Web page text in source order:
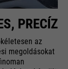
PRECÍZ
az
megoldásokat